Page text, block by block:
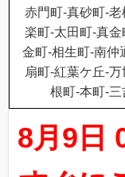
赤門町-真砂町-
楽町-太田町-真
金町-相生町-南仲
扇町-紅葉ケ丘-
根町-本町-
8月9日